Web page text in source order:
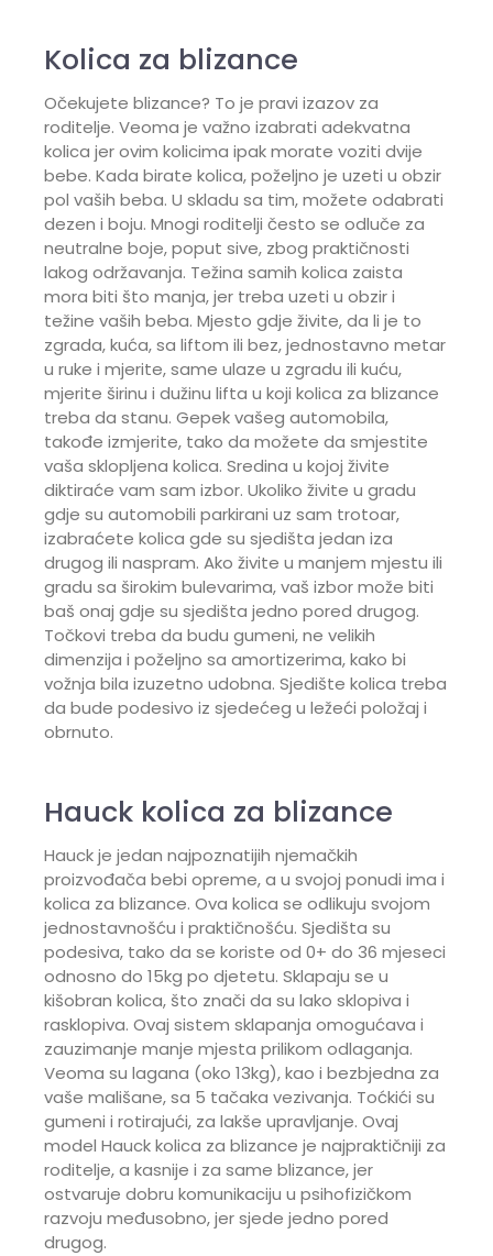
Kolica za blizance
Očekujete blizance? To je pravi izazov za
roditelje. Veoma je važno izabrati adekvatna
kolica jer ovim kolicima ipak morate voziti dvije
bebe. Kada birate kolica, poželjno je uzeti u obzir
pol vaših beba. U skladu sa tim, možete odabrati
dezen i boju. Mnogi roditelji često se odluče za
neutralne boje, poput sive, zbog praktičnosti
lakog održavanja. Težina samih kolica zaista
mora biti što manja, jer treba uzeti u obzir i
težine vaših beba. Mjesto gdje živite, da li je to
zgrada, kuća, sa liftom ili bez, jednostavno metar
u ruke i mjerite, same ulaze u zgradu ili kuću,
mjerite širinu i dužinu lifta u koji kolica za blizance
treba da stanu. Gepek vašeg automobila,
takođe izmjerite, tako da možete da smjestite
vaša sklopljena kolica. Sredina u kojoj živite
diktiraće vam sam izbor. Ukoliko živite u gradu
gdje su automobili parkirani uz sam trotoar,
izabraćete kolica gde su sjedišta jedan iza
drugog ili naspram. Ako živite u manjem mjestu ili
gradu sa širokim bulevarima, vaš izbor može biti
baš onaj gdje su sjedišta jedno pored drugog.
Točkovi treba da budu gumeni, ne velikih
dimenzija i poželjno sa amortizerima, kako bi
vožnja bila izuzetno udobna. Sjedište kolica treba
da bude podesivo iz sjedećeg u ležeći položaj i
obrnuto.
Hauck kolica za blizance
Hauck je jedan najpoznatijih njemačkih
proizvođača bebi opreme, a u svojoj ponudi ima i
kolica za blizance. Ova kolica se odlikuju svojom
jednostavnošću i praktičnošću. Sjedišta su
podesiva, tako da se koriste od 0+ do 36 mjeseci
odnosno do 15kg po djetetu. Sklapaju se u
kišobran kolica, što znači da su lako sklopiva i
rasklopiva. Ovaj sistem sklapanja omogućava i
zauzimanje manje mjesta prilikom odlaganja.
Veoma su lagana (oko 13kg), kao i bezbjedna za
vaše mališane, sa 5 tačaka vezivanja. Toćkići su
gumeni i rotirajući, za lakše upravljanje. Ovaj
model Hauck kolica za blizance je najpraktičniji za
roditelje, a kasnije i za same blizance, jer
ostvaruje dobru komunikaciju u psihofizičkom
razvoju međusobno, jer sjede jedno pored
drugog.